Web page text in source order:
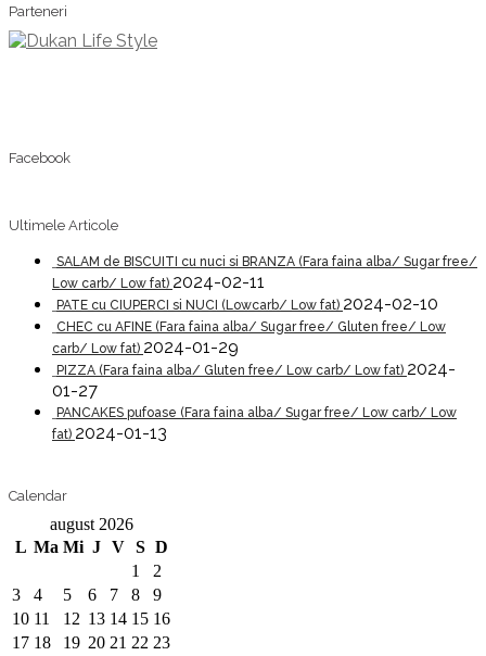
Parteneri
Facebook
Ultimele Articole
SALAM de BISCUITI cu nuci si BRANZA (Fara faina alba/ Sugar free/
Low carb/ Low fat) 2024-02-11
PATE cu CIUPERCI si NUCI (Lowcarb/ Low fat) 2024-02-10
CHEC cu AFINE (Fara faina alba/ Sugar free/ Gluten free/ Low
carb/ Low fat) 2024-01-29
PIZZA (Fara faina alba/ Gluten free/ Low carb/ Low fat) 2024-
01-27
PANCAKES pufoase (Fara faina alba/ Sugar free/ Low carb/ Low
fat) 2024-01-13
Calendar
august 2026
L Ma Mi J V S D
1
2
3
4 5 6 7 8
9
10 11 12 13 14 15 16
17 18 19 20 21 22 23